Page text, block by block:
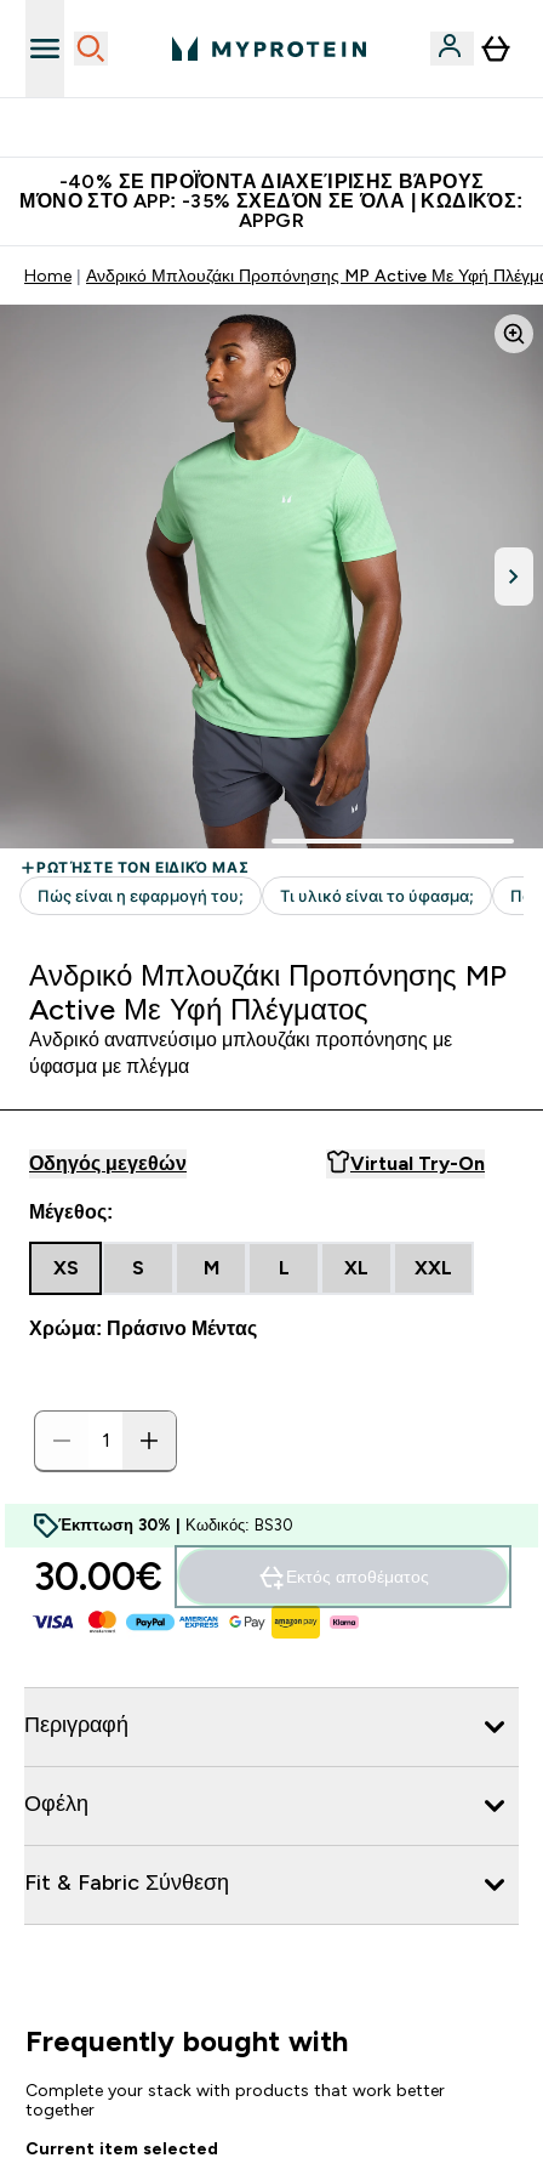
-40% ΣΕ ΠΡΟΪΌΝΤΑ ΔΙΑΧΕΊΡΙΣΗΣ ΒΆΡΟΥΣ
ΜΌΝΟ ΣΤΟ APP: -35% ΣΧΕΔΌΝ ΣΕ ΌΛΑ | ΚΩΔΙΚΌΣ:
APPGR
Home Ανδρικό Μπλουζάκι Προπόνησης MP Active Με Υφή
Ανδρικό Μπλουζάκι Προπόνησης MP
Active Με Υφή Πλέγματος
Ανδρικό αναπνεύσιμο μπλουζάκι προπόνησης με
ύφασμα με πλέγμα
Οδηγός μεγεθών Virtual Try-On
Μέγεθος:
XS S M L XL XXL
Χρώμα: Πράσινο Μέντας
Έκπτωση 30% | Κωδικός: BS30
30.00€‎ Εκτός αποθέματος
Περιγραφή
Οφέλη
Fit & Fabric Σύνθεση
Frequently bought with
Complete your stack with products that work better
together
Current item selected